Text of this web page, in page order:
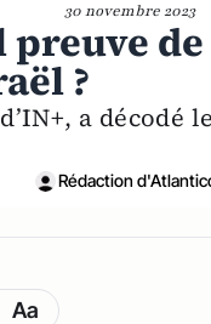
30 novembre 2023
?
a décodé
Rédaction
Aa